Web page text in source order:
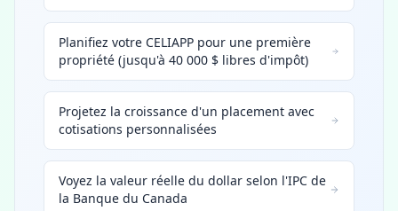
Planifiez votre CELIAPP pour une première
propriété (jusqu'à 40 000 $ libres d'impôt)
Projetez la croissance d'un placement avec
cotisations personnalisées
Voyez la valeur réelle du dollar selon l'IPC de
la Banque du Canada